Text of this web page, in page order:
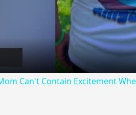
Can't Contain Excitement